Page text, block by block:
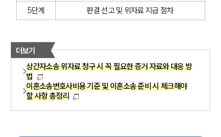
5단계
판결 선고 및 위자료 지급 절차
더보기
상간자소송 위자료 청구 시 꼭 필요한 증거 자료와 대응 방
법
이혼소송변호사비용 기준 및 이혼소송 준비 시 체크해야
할 사항 총정리